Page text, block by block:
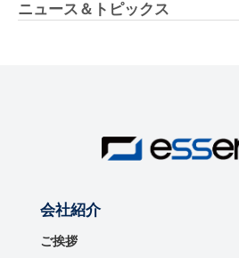
ニュース＆トピックス
会社紹介
ご挨拶